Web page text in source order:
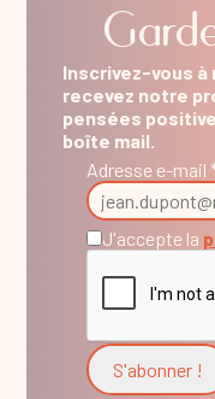
Inscrivez-vous
recevez notre
pensées
boîte mail.
Adresse e-mail
J'accepte la